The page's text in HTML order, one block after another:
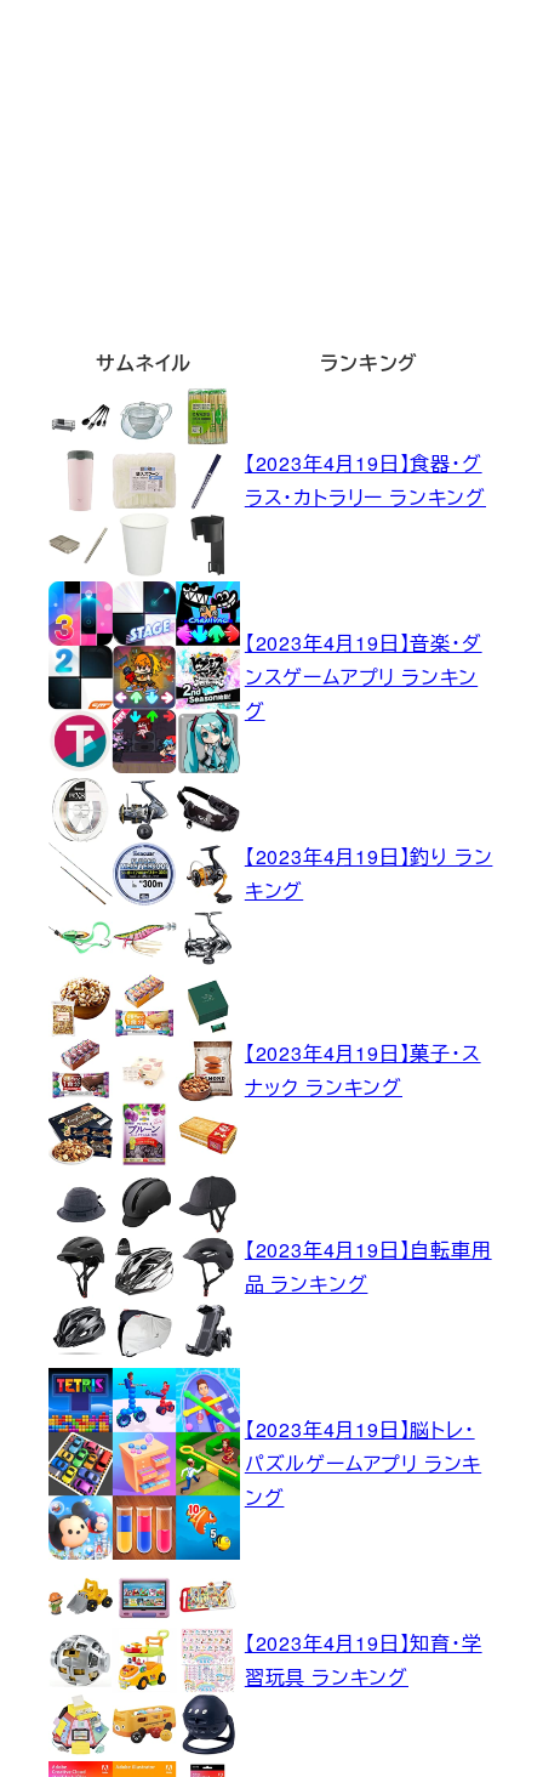
サムネイル ランキング
【2023年4月19日】食器・グ
ラス・カトラリー ランキング
【2023年4月19日】音楽・ダ
ンスゲームアプリ ランキン
グ
【2023年4月19日】釣り ラン
キング
【2023年4月19日】菓子・ス
ナック ランキング
【2023年4月19日】自転車用
品 ランキング
【2023年4月19日】脳トレ・
パズルゲームアプリ ランキ
ング
【2023年4月19日】知育・学
習玩具 ランキング